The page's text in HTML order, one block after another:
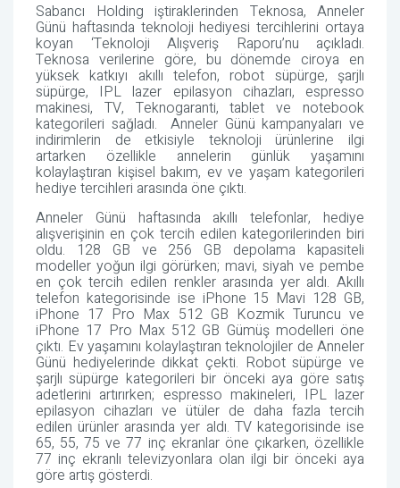
Sabancı Holding iştiraklerinden Teknosa, Anneler
Günü haftasında teknoloji hediyesi tercihlerini ortaya
koyan ‘Teknoloji Alışveriş Raporu’nu açıkladı.
Teknosa verilerine göre, bu dönemde ciroya en
yüksek katkıyı akıllı telefon, robot süpürge, şarjlı
süpürge, IPL lazer epilasyon cihazları, espresso
makinesi, TV, Teknogaranti, tablet ve notebook
kategorileri sağladı. Anneler Günü kampanyaları ve
indirimlerin de etkisiyle teknoloji ürünlerine ilgi
artarken özellikle annelerin günlük yaşamını
kolaylaştıran kişisel bakım, ev ve yaşam kategorileri
hediye tercihleri arasında öne çıktı.
Anneler Günü haftasında akıllı telefonlar, hediye
alışverişinin en çok tercih edilen kategorilerinden biri
oldu. 128 GB ve 256 GB depolama kapasiteli
modeller yoğun ilgi görürken; mavi, siyah ve pembe
en çok tercih edilen renkler arasında yer aldı. Akıllı
telefon kategorisinde ise iPhone 15 Mavi 128 GB,
iPhone 17 Pro Max 512 GB Kozmik Turuncu ve
iPhone 17 Pro Max 512 GB Gümüş modelleri öne
çıktı. Ev yaşamını kolaylaştıran teknolojiler de Anneler
Günü hediyelerinde dikkat çekti. Robot süpürge ve
şarjlı süpürge kategorileri bir önceki aya göre satış
adetlerini artırırken; espresso makineleri, IPL lazer
epilasyon cihazları ve ütüler de daha fazla tercih
edilen ürünler arasında yer aldı. TV kategorisinde ise
65, 55, 75 ve 77 inç ekranlar öne çıkarken, özellikle
77 inç ekranlı televizyonlara olan ilgi bir önceki aya
göre artış gösterdi.